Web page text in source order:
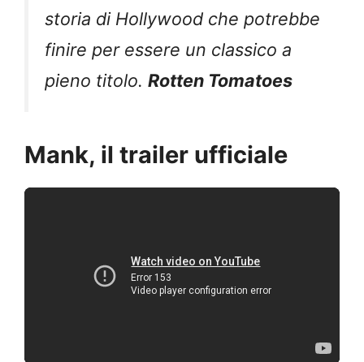
storia di Hollywood che potrebbe
finire per essere un classico a
pieno titolo. Rotten Tomatoes
Mank, il trailer ufficiale